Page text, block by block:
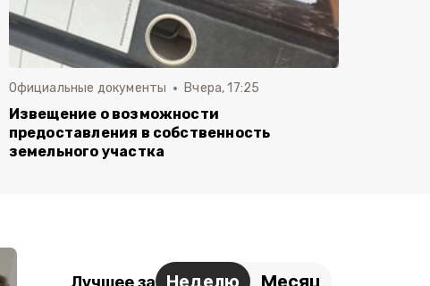
Официальные документы Вчера, 17:25
Извещение о возможности
предоставления в собственность
земельного участка
Лучшее за Неделю Месяц